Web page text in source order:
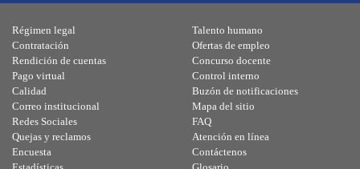
Régimen legal
Contratación
Rendición de cuentas
Pago virtual
Calidad
Talento humano
Ofertas de empleo
Concurso docente
Control interno
Buzón de notificaciones
Correo institucional
Redes Sociales
Quejas y reclamos
Encuesta
Mapa del sitio
FAQ
Atención en línea
Contáctenos